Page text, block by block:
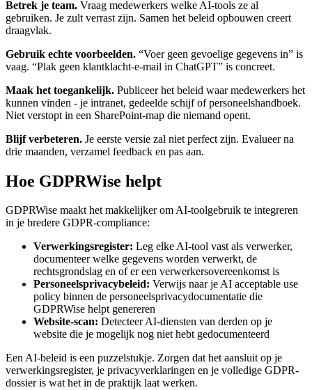
Betrek je team. Vraag medewerkers welke AI-tools ze al
gebruiken. Je zult verrast zijn. Samen het beleid opbouwen creert
draagvlak.
Gebruik echte voorbeelden. “Voer geen gevoelige gegevens in” is
vaag. “Plak geen klantklacht-e-mail in ChatGPT” is concreet.
Maak het toegankelijk. Publiceer het beleid waar medewerkers het
kunnen vinden - je intranet, gedeelde schijf of personeelshandboek.
Niet verstopt in een SharePoint-map die niemand opent.
Blijf verbeteren. Je eerste versie zal niet perfect zijn. Evalueer na
drie maanden, verzamel feedback en pas aan.
Hoe GDPRWise helpt
GDPRWise maakt het makkelijker om AI-toolgebruik te integreren
in je bredere GDPR-compliance:
Verwerkingsregister: Leg elke AI-tool vast als verwerker,
documenteer welke gegevens worden verwerkt, de
rechtsgrondslag en of er een verwerkersovereenkomst is
Personeelsprivacybeleid: Verwijs naar je AI acceptable use
policy binnen de personeelsprivacydocumentatie die
GDPRWise helpt genereren
Website-scan: Detecteer AI-diensten van derden op je
website die je mogelijk nog niet hebt gedocumenteerd
Een AI-beleid is een puzzelstukje. Zorgen dat het aansluit op je
verwerkingsregister, je privacyverklaringen en je volledige GDPR-
dossier is wat het in de praktijk laat werken.